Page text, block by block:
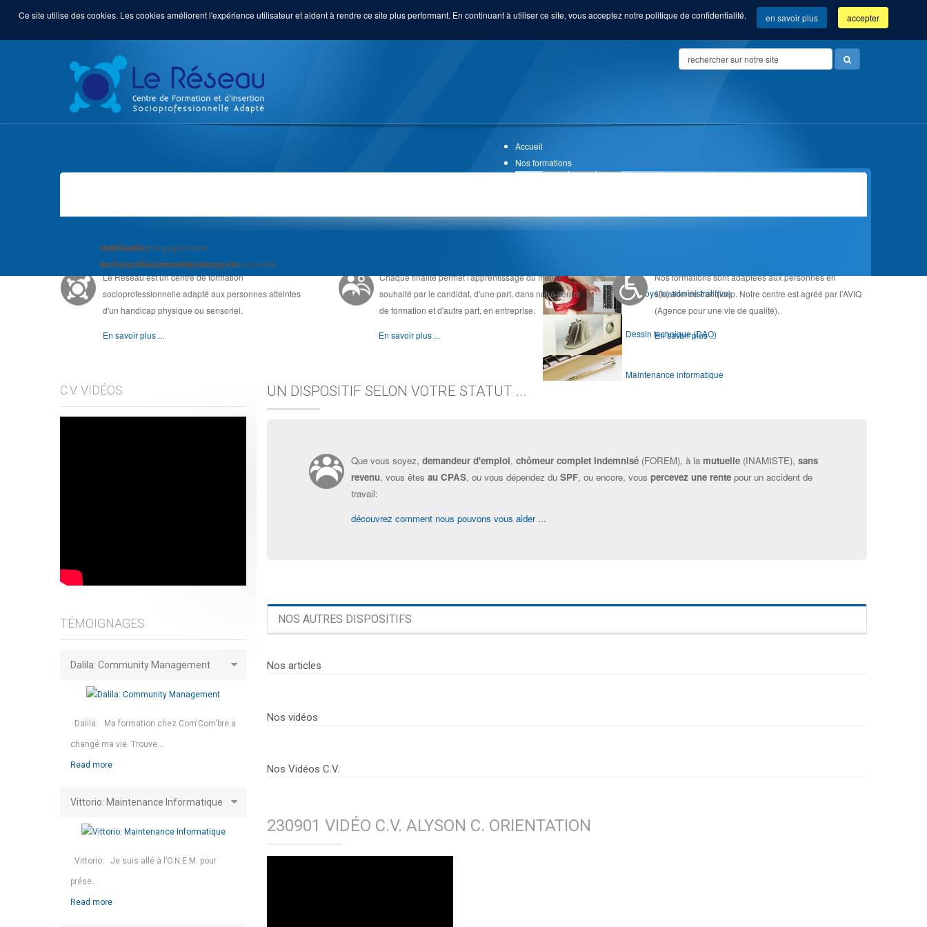
Ce site utilise des cookies. Les cookies améliorent l'expérience utilisateur et aident à rendre ce site plus performant. En continuant à utiliser ce site, vous acceptez notre politique de confidentialité. en savoir plus accepter
Search
...
Accueil
Nos formations
Employé(e) administratif(ve)
Dessin technique (DAO)
Maintenance informatique
Webdesign
Orientation &
Accompagnement
Module d'Accompagnement
au Projet d'Insertion Professionnelle
Com'Com'bre
Formation de Community Manager
Le Réseau
Au coeur de la formation socioprofessionnelle
LE RÉSEAU, C'EST ...
Le Réseau est un centre de formation
socioprofessionnelle adapté aux personnes atteintes
d'un handicap physique ou sensoriel.
En savoir plus ...
Chaque finalité permet l'apprentissage du métier
souhaité par le candidat, d'une part, dans notre centre
de formation et d'autre part, en entreprise.
En savoir plus ...
Nos formations sont adaptées aux personnes en
situation de handicap. Notre centre est agréé par l'AVIQ
(Agence pour une vie de qualité).
En savoir plus ...
C.V. VIDÉOS
TÉMOIGNAGES
Dalila: Community Management
Dalila: Ma formation chez Com'Com'bre a
changé ma vie. Trouve...
Read more
Vittorio: Maintenance Informatique
Vittorio: Je suis allé à l’O.N.E.M. pour
prése...
Read more
UN DISPOSITIF SELON VOTRE STATUT ...
Que vous soyez, demandeur d'emploi, chômeur complet indemnisé (FOREM), à la mutuelle (INAMISTE), sans
revenu, vous êtes au CPAS, ou vous dépendez du SPF, ou encore, vous percevez une rente pour un accident de
travail:
découvrez comment nous pouvons vous aider ...
NOS AUTRES DISPOSITIFS
Nos articles
Nos vidéos
Nos Vidéos C.V.
230901 VIDÉO C.V. ALYSON C. ORIENTATION